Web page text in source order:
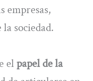
empresas,
sociedad.
el papel de la